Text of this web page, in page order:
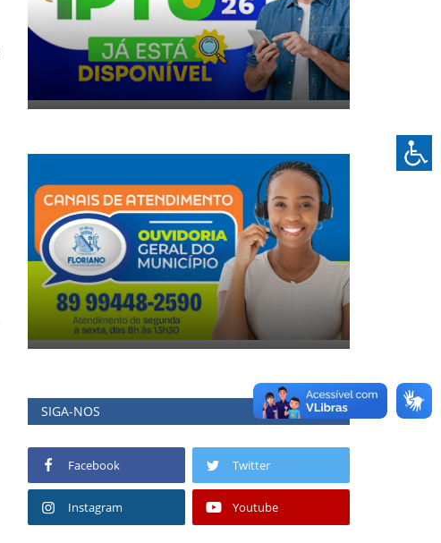
SIGA-NOS
Facebook Twitter
Instagram Youtube